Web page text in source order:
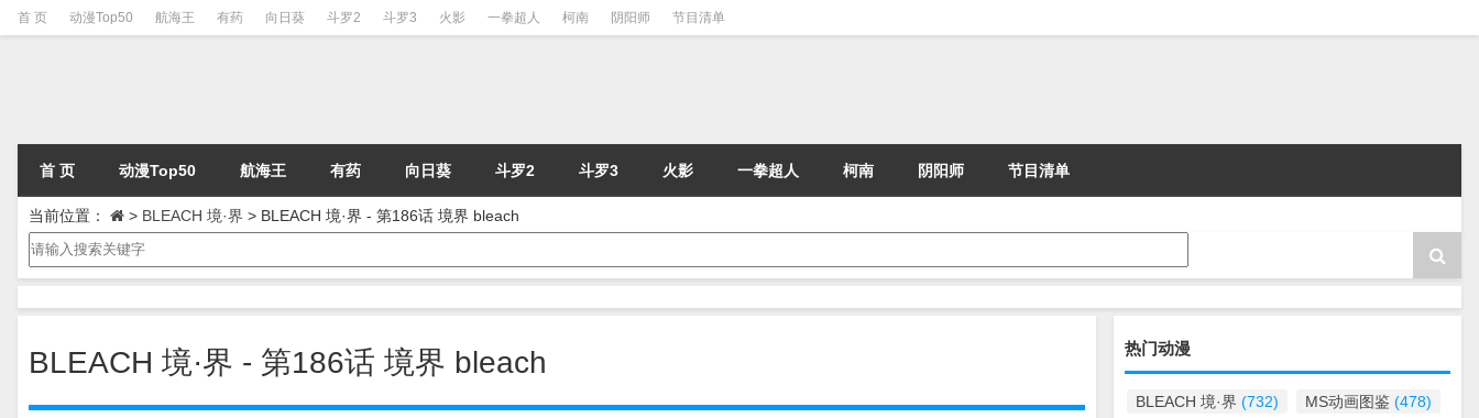
首 页 动漫Top50 航海王 有药 向日葵 斗罗2 斗罗3 火影 一拳超人 柯南 阴阳师 节目清单
首 页 动漫Top50 航海王 有药 向日葵 斗罗2 斗罗3 火影 一拳超人 柯南 阴阳师 节目清单
当前位置： > BLEACH 境·界 > BLEACH 境·界 - 第186话 境界 bleach
BLEACH 境·界 - 第186话 境界 bleach 热门动漫
BLEACH 境·界 (732) MS动画图鉴 (478)